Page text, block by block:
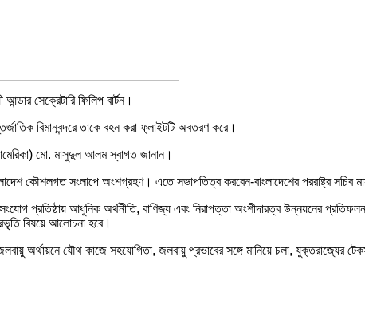
সেক্রেটারি ফিলিপ বার্টন।
বিমানবন্দরে তাকে বহন করা ফ্লাইটটি অবতরণ করে।
আমেরিকা) মো. মাসুদুল আলম স্বাগত জানান।
কৌশলগত সংলাপে অংশগ্রহণ। এতে সভাপতিত্ব করবেন-বাংলাদেশের পররাষ্ট্র সচিব
প্রতিষ্ঠায় আধুনিক অর্থনীতি, বাণিজ্য এবং নিরাপত্তা অংশীদারত্ব উন্নয়নের
বিষয়ে আলোচনা হবে।
অর্থায়নে যৌথ কাজে সহযোগিতা, জলবায়ু প্রভাবের সঙ্গে মানিয়ে চলা, যুক্তরাজ্যের